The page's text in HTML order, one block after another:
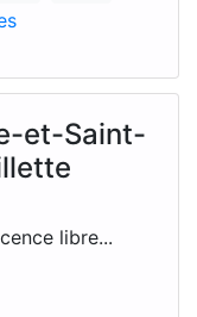
et-Saint-
libre...